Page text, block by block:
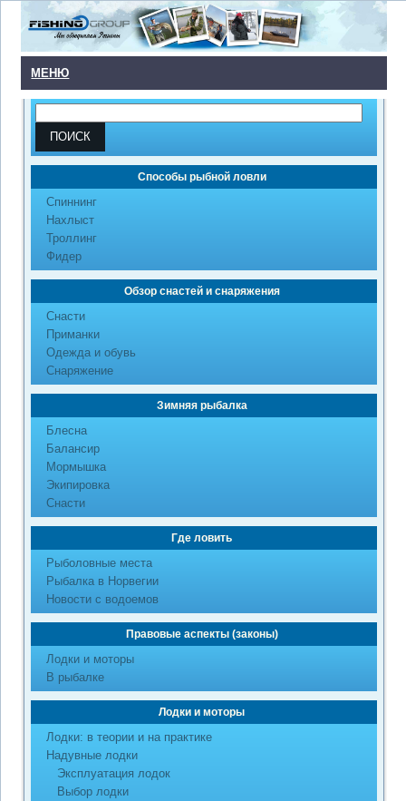
МЕНЮ
Способы рыбной ловли
Cпиннинг
Нахлыст
Троллинг
Фидер
Обзор снастей и снаряжения
Снасти
Приманки
Одежда и обувь
Снаряжение
Зимняя рыбалка
Блесна
Балансир
Мормышка
Экипировка
Снасти
Где ловить
Рыболовные места
Рыбалка в Норвегии
Новости с водоемов
Правовые аспекты (законы)
Лодки и моторы
В рыбалке
Лодки и моторы
Лодки: в теории и на практике
Надувные лодки
Эксплуатация лодок
Выбор лодки